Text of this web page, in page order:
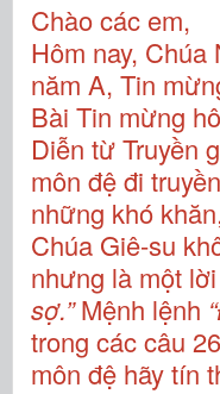
Chào các em,
Hôm nay,
năm A, Tin
Bài Tin mừng
Diễn từ Truyền
môn đệ đi
những khó
Chúa Giê-su
nhưng là một
sợ.”Mệnh lệnh
trong các câu
môn đệ hãy tín